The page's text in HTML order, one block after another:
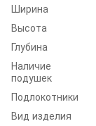
Ширина
Высота
Глубина
Наличие
подушек
Подлокотники
Вид изделия